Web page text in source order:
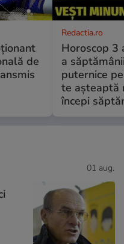
de
Redactia.ro
Horoscop 3
a
puternice
te așteaptă
începi
01 aug.